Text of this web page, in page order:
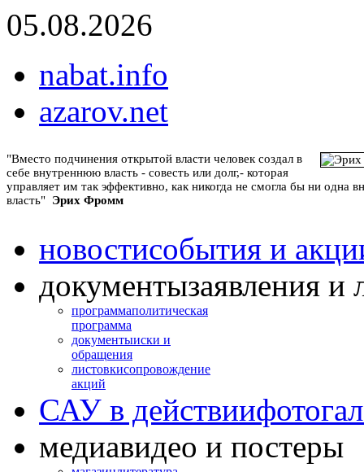
05.08.2026
nabat.info
azarov.net
"Вместо подчинения открытой власти человек создал в
себе внутреннюю власть - совесть или долг,- которая
управляет им так эффективно, как никогда не смогла бы ни одна
власть" Эрих Фромм
новостисобытия и
документызаявления и
программаполитическая
программа
документыиски и
обращения
листовкисопровождение
акций
САУ в действии
медиавидео и постеры